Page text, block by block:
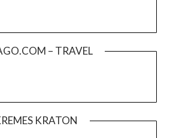
– TRAVEL
KRATON